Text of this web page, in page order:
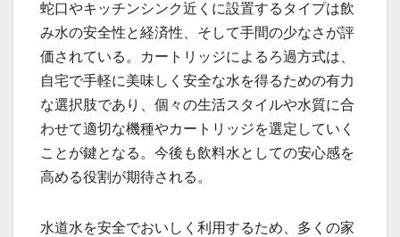
蛇口やキッチンシンク近くに設置するタイプは飲
み水の安全性と経済性、そして手間の少なさが評
価されている。カートリッジによるろ過方式は、
自宅で手軽に美味しく安全な水を得るための有力
な選択肢であり、個々の生活スタイルや水質に合
わせて適切な機種やカートリッジを選定していく
ことが鍵となる。今後も飲料水としての安心感を
高める役割が期待される。
水道水を安全でおいしく利用するため、多くの家